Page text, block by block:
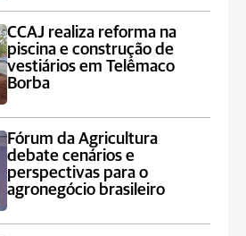
CCAJ realiza reforma na
piscina e construção de
vestiários em Telêmaco
Borba
Fórum da Agricultura
debate cenários e
perspectivas para o
agronegócio brasileiro